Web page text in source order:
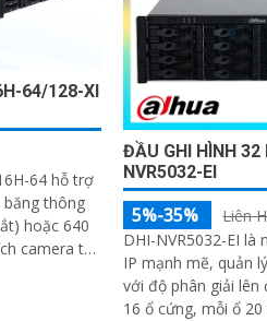
64/128-XI
64 hỗ trợ
băng thông
hoặc 640
camera tối
ĐẦU GHI HÌNH 32
NVR5032-EI
5%-35%
Liên
DHI-NVR5032-EI là
IP mạnh mẽ, quản
với độ phân giải lên đến
16 ổ cứng, mỗi ổ